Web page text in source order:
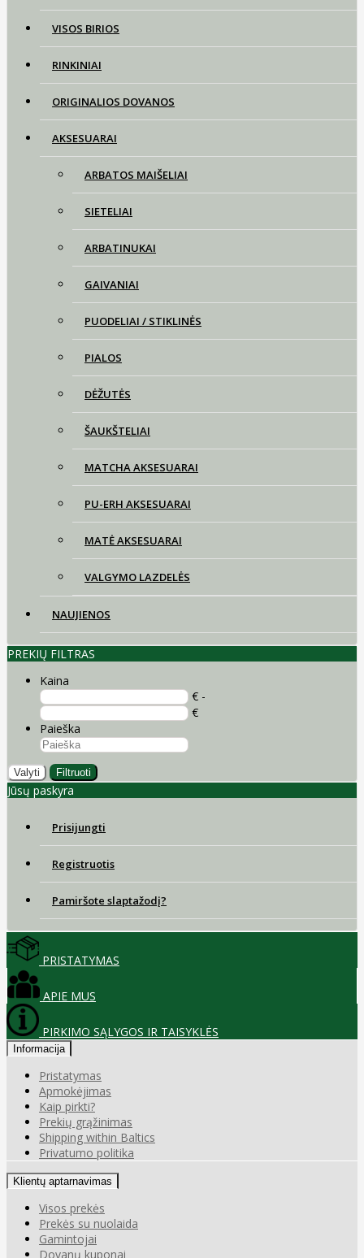
VISOS BIRIOS
RINKINIAI
ORIGINALIOS DOVANOS
AKSESUARAI
ARBATOS MAIŠELIAI
SIETELIAI
ARBATINUKAI
GAIVANIAI
PUODELIAI / STIKLINĖS
PIALOS
DĖŽUTĖS
ŠAUKŠTELIAI
MATCHA AKSESUARAI
PU-ERH AKSESUARAI
MATĖ AKSESUARAI
VALGYMO LAZDELĖS
NAUJIENOS
PREKIŲ FILTRAS
Kaina
€ -
€
Paieška
Valyti Filtruoti
Jūsų paskyra
Prisijungti
Registruotis
Pamiršote slaptažodį?
PRISTATYMAS
APIE MUS
PIRKIMO SĄLYGOS IR TAISYKLĖS
Informacija
Pristatymas
Apmokėjimas
Kaip pirkti?
Prekių grąžinimas
Shipping within Baltics
Privatumo politika
Klientų aptarnavimas
Visos prekės
Prekės su nuolaida
Gamintojai
Dovanų kuponai